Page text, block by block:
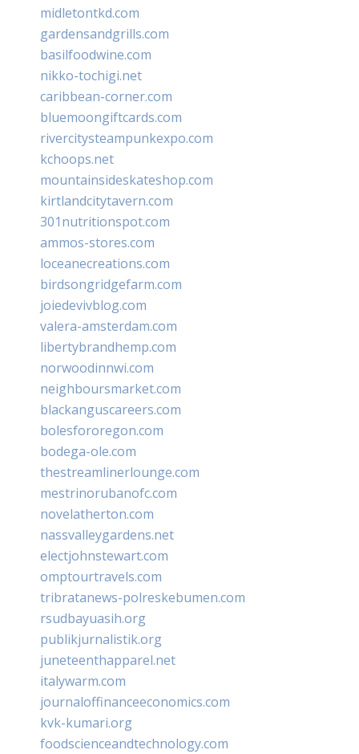
midletontkd.com
gardensandgrills.com
basilfoodwine.com
nikko-tochigi.net
caribbean-corner.com
bluemoongiftcards.com
rivercitysteampunkexpo.com
kchoops.net
mountainsideskateshop.com
kirtlandcitytavern.com
301nutritionspot.com
ammos-stores.com
loceanecreations.com
birdsongridgefarm.com
joiedevivblog.com
valera-amsterdam.com
libertybrandhemp.com
norwoodinnwi.com
neighboursmarket.com
blackanguscareers.com
bolesfororegon.com
bodega-ole.com
thestreamlinerlounge.com
mestrinorubanofc.com
novelatherton.com
nassvalleygardens.net
electjohnstewart.com
omptourtravels.com
tribratanews-polreskebumen.com
rsudbayuasih.org
publikjurnalistik.org
juneteenthapparel.net
italywarm.com
journaloffinanceeconomics.com
kvk-kumari.org
foodscienceandtechnology.com